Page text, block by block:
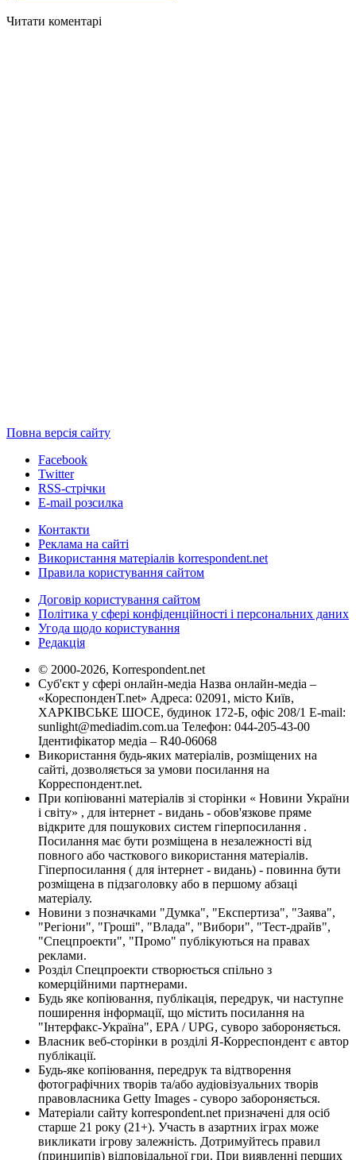
Читати коментарі
Повна версія сайту
Facebook
Twitter
RSS-стрічки
E-mail розсилка
Контакти
Реклама на сайті
Використання матеріалів korrespondent.net
Правила користування сайтом
Договір користування сайтом
Політика у сфері конфіденційності і персональних даних
Угода щодо користування
Редакція
© 2000-2026, Korrespondent.net
Суб'єкт у сфері онлайн-медіа Назва онлайн-медіа –
«КореспонденТ.net» Адреса: 02091, місто Київ,
ХАРКІВСЬКЕ ШОСЕ, будинок 172-Б, офіс 208/1 E-mail:
sunlight@mediadim.com.ua Телефон: 044-205-43-00
Ідентифікатор медіа – R40-06068
Використання будь-яких матеріалів, розміщених на
сайті, дозволяється за умови посилання на
Корреспондент.net.
При копіюванні матеріалів зі сторінки « Новини України
і світу» , для інтернет - видань - обов'язкове пряме
відкрите для пошукових систем гіперпосилання .
Посилання має бути розміщена в незалежності від
повного або часткового використання матеріалів.
Гіперпосилання ( для інтернет - видань) - повинна бути
розміщена в підзаголовку або в першому абзаці
матеріалу.
Новини з позначками "Думка", "Експертиза", "Заява",
"Регіони", "Гроші", "Влада", "Вибори", "Тест-драйв",
"Спецпроекти", "Промо" публікуються на правах
реклами.
Розділ Спецпроекти створюється спільно з
комерційними партнерами.
Будь яке копіювання, публікація, передрук, чи наступне
поширення інформації, що містить посилання на
"Інтерфакс-Україна", EPA / UPG, суворо забороняється.
Власник веб-сторінки в розділі Я-Корреспондент є автор
публікації.
Будь-яке копіювання, передрук та відтворення
фотографічних творів та/або аудіовізуальних творів
правовласника Getty Images - суворо забороняється.
Матеріали сайту korrespondent.net призначені для осіб
старше 21 року (21+). Участь в азартних іграх може
викликати ігрову залежність. Дотримуйтесь правил
(принципів) відповідальної гри. При виявленні перших